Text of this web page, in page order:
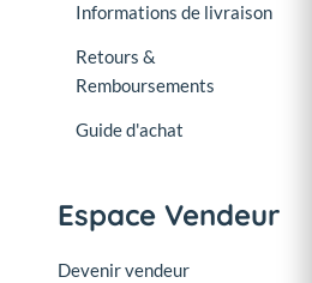
Informations de livraison
Retours &
Remboursements
Guide d'achat
Espace Vendeur
Devenir vendeur